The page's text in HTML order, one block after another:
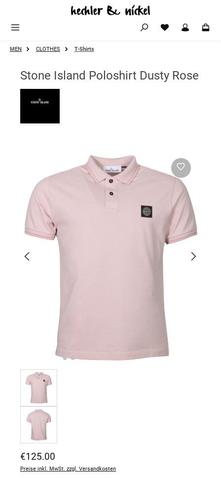
Zum Hauptinhalt springen
MEN CLOTHES T-Shirts
Stone Island Poloshirt Dusty Rose
Regulärer Preis:
€125.00
Preise inkl. MwSt. zzgl. Versandkosten